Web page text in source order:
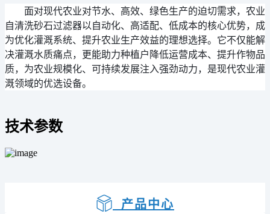
面对现代农业对节水、高效、绿色生产的迫切需求，农业
自清洗砂石过滤器以自动化、高适配、低成本的核心优势，成
为优化灌溉系统、提升农业生产效益的理想选择。它不仅能解
决灌溉水质痛点，更能助力种植户降低运营成本、提升作物品
质，为农业规模化、可持续发展注入强劲动力，是现代农业灌
溉领域的优选设备。
技术参数
产品中心